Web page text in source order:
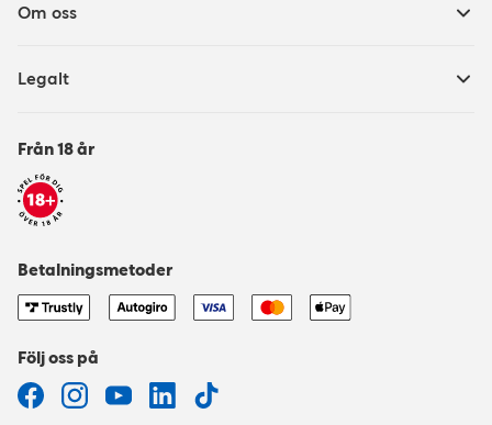
Om oss
Legalt
Från 18 år
Betalningsmetoder
Följ oss på